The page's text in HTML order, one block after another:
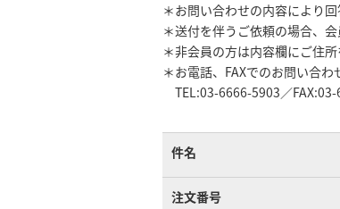
＊お問い合わせの内容により
＊送付を伴うご依頼の場合、
＊非会員の方は内容欄にご住
＊お電話、FAXでのお問い合わ
TEL:03-6666-5903／
件名
注文番号